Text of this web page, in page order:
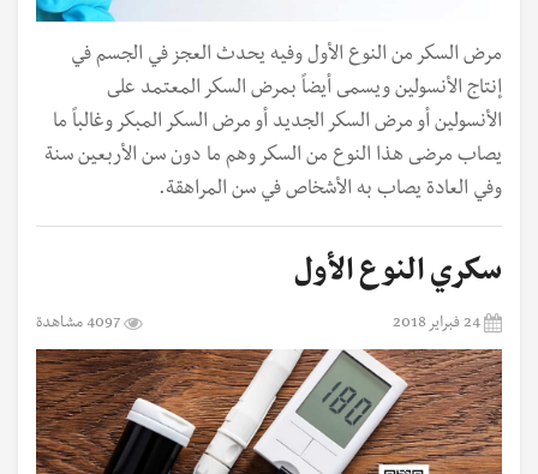
مرض السكر من النوع الأول وفيه يحدث العجز في الجسم في
إنتاج الأنسولين ويسمى أيضاً بمرض السكر المعتمد على
الأنسولين أو مرض السكر الجديد أو مرض السكر المبكر وغالباً ما
يصاب مرضى هذا النوع من السكر وهم ما دون سن الأربعين سنة
وفي العادة يصاب به الأشخاص في سن المراهقة.
سكري النوع الأول
24 فبراير 2018 4097 مشاهدة